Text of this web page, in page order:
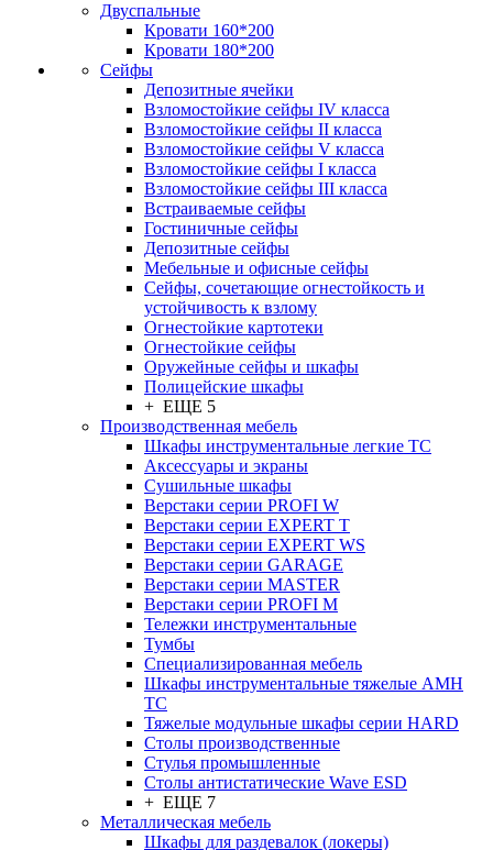
Двуспальные
Кровати 160*200
Кровати 180*200
Сейфы
Депозитные ячейки
Взломостойкие сейфы IV класса
Взломостойкие сейфы II класса
Взломостойкие сейфы V класса
Взломостойкие сейфы I класса
Взломостойкие сейфы III класса
Встраиваемые сейфы
Гостиничные сейфы
Депозитные сейфы
Мебельные и офисные сейфы
Сейфы, сочетающие огнестойкость и
устойчивость к взлому
Огнестойкие картотеки
Огнестойкие сейфы
Оружейные сейфы и шкафы
Полицейские шкафы
+ ЕЩЕ 5
Производственная мебель
Шкафы инструментальные легкие ТС
Аксессуары и экраны
Cушильные шкафы
Верстаки серии PROFI W
Верстаки серии EXPERT T
Верстаки серии EXPERT WS
Верстаки серии GARAGE
Верстаки серии MASTER
Верстаки серии PROFI M
Тележки инструментальные
Тумбы
Cпециализированная мебель
Шкафы инструментальные тяжелые AMH
TC
Тяжелые модульные шкафы серии HARD
Столы производственные
Стулья промышленные
Столы антистатические Wave ESD
+ ЕЩЕ 7
Металлическая мебель
Шкафы для раздевалок (локеры)